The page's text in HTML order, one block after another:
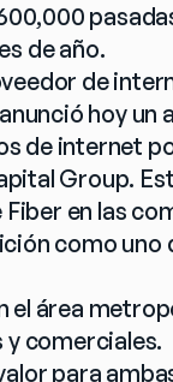
de año.
de
hoy un
de internet
Group.
en las
como uno
el área
comerciales.
para